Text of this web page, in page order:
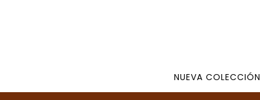
NUEVA COLECCIÓN